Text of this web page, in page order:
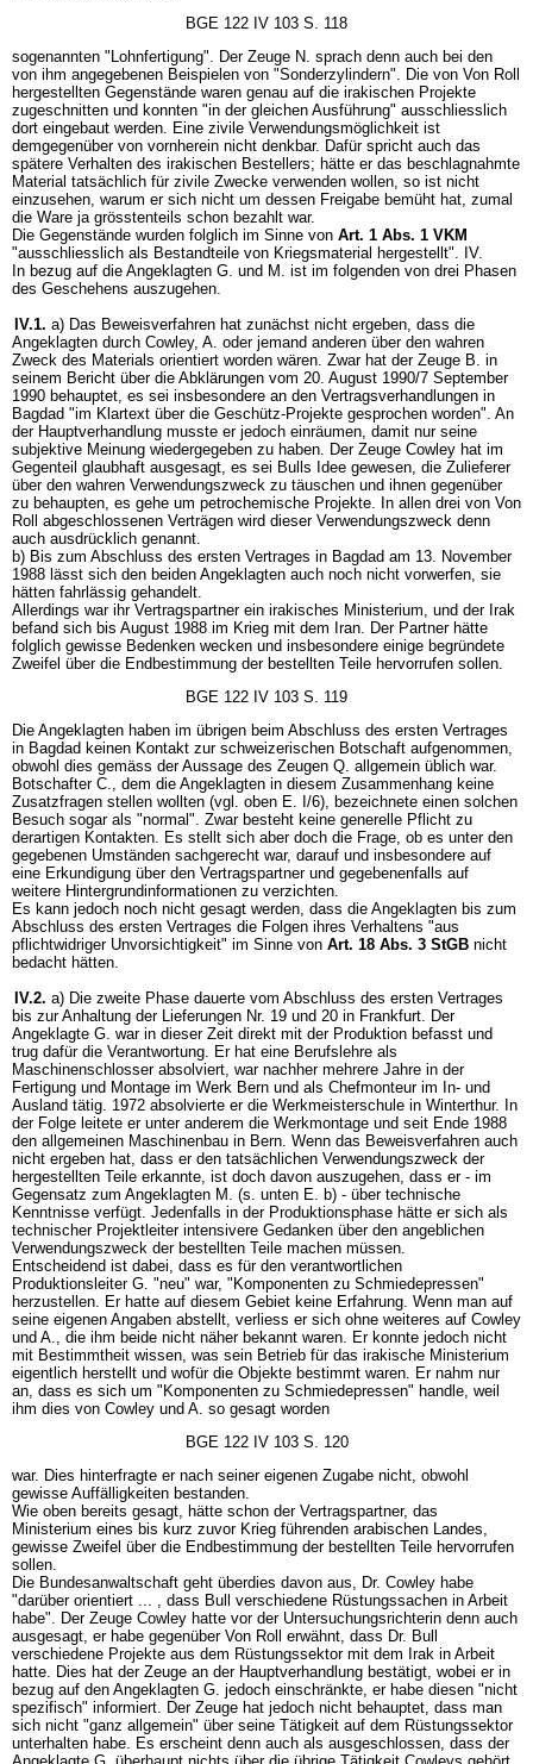
BGE 122 IV 103 S. 118
sogenannten "Lohnfertigung". Der Zeuge N. sprach denn auch bei den
von ihm angegebenen Beispielen von "Sonderzylindern". Die von Von Roll
hergestellten Gegenstände waren genau auf die irakischen Projekte
zugeschnitten und konnten "in der gleichen Ausführung" ausschliesslich
dort eingebaut werden. Eine zivile Verwendungsmöglichkeit ist
demgegenüber von vornherein nicht denkbar. Dafür spricht auch das
spätere Verhalten des irakischen Bestellers; hätte er das beschlagnahmte
Material tatsächlich für zivile Zwecke verwenden wollen, so ist nicht
einzusehen, warum er sich nicht um dessen Freigabe bemüht hat, zumal
die Ware ja grösstenteils schon bezahlt war.
Die Gegenstände wurden folglich im Sinne von Art. 1 Abs. 1 VKM
"ausschliesslich als Bestandteile von Kriegsmaterial hergestellt". IV.
In bezug auf die Angeklagten G. und M. ist im folgenden von drei Phasen
des Geschehens auszugehen.
IV.1. a) Das Beweisverfahren hat zunächst nicht ergeben, dass die
Angeklagten durch Cowley, A. oder jemand anderen über den wahren
Zweck des Materials orientiert worden wären. Zwar hat der Zeuge B. in
seinem Bericht über die Abklärungen vom 20. August 1990/7 September
1990 behauptet, es sei insbesondere an den Vertragsverhandlungen in
Bagdad "im Klartext über die Geschütz-Projekte gesprochen worden". An
der Hauptverhandlung musste er jedoch einräumen, damit nur seine
subjektive Meinung wiedergegeben zu haben. Der Zeuge Cowley hat im
Gegenteil glaubhaft ausgesagt, es sei Bulls Idee gewesen, die Zulieferer
über den wahren Verwendungszweck zu täuschen und ihnen gegenüber
zu behaupten, es gehe um petrochemische Projekte. In allen drei von Von
Roll abgeschlossenen Verträgen wird dieser Verwendungszweck denn
auch ausdrücklich genannt.
b) Bis zum Abschluss des ersten Vertrages in Bagdad am 13. November
1988 lässt sich den beiden Angeklagten auch noch nicht vorwerfen, sie
hätten fahrlässig gehandelt.
Allerdings war ihr Vertragspartner ein irakisches Ministerium, und der Irak
befand sich bis August 1988 im Krieg mit dem Iran. Der Partner hätte
folglich gewisse Bedenken wecken und insbesondere einige begründete
Zweifel über die Endbestimmung der bestellten Teile hervorrufen sollen.
BGE 122 IV 103 S. 119
Die Angeklagten haben im übrigen beim Abschluss des ersten Vertrages
in Bagdad keinen Kontakt zur schweizerischen Botschaft aufgenommen,
obwohl dies gemäss der Aussage des Zeugen Q. allgemein üblich war.
Botschafter C., dem die Angeklagten in diesem Zusammenhang keine
Zusatzfragen stellen wollten (vgl. oben E. I/6), bezeichnete einen solchen
Besuch sogar als "normal". Zwar besteht keine generelle Pflicht zu
derartigen Kontakten. Es stellt sich aber doch die Frage, ob es unter den
gegebenen Umständen sachgerecht war, darauf und insbesondere auf
eine Erkundigung über den Vertragspartner und gegebenenfalls auf
weitere Hintergrundinformationen zu verzichten.
Es kann jedoch noch nicht gesagt werden, dass die Angeklagten bis zum
Abschluss des ersten Vertrages die Folgen ihres Verhaltens "aus
pflichtwidriger Unvorsichtigkeit" im Sinne von Art. 18 Abs. 3 StGB nicht
bedacht hätten.
IV.2. a) Die zweite Phase dauerte vom Abschluss des ersten Vertrages
bis zur Anhaltung der Lieferungen Nr. 19 und 20 in Frankfurt. Der
Angeklagte G. war in dieser Zeit direkt mit der Produktion befasst und
trug dafür die Verantwortung. Er hat eine Berufslehre als
Maschinenschlosser absolviert, war nachher mehrere Jahre in der
Fertigung und Montage im Werk Bern und als Chefmonteur im In- und
Ausland tätig. 1972 absolvierte er die Werkmeisterschule in Winterthur. In
der Folge leitete er unter anderem die Werkmontage und seit Ende 1988
den allgemeinen Maschinenbau in Bern. Wenn das Beweisverfahren auch
nicht ergeben hat, dass er den tatsächlichen Verwendungszweck der
hergestellten Teile erkannte, ist doch davon auszugehen, dass er - im
Gegensatz zum Angeklagten M. (s. unten E. b) - über technische
Kenntnisse verfügt. Jedenfalls in der Produktionsphase hätte er sich als
technischer Projektleiter intensivere Gedanken über den angeblichen
Verwendungszweck der bestellten Teile machen müssen.
Entscheidend ist dabei, dass es für den verantwortlichen
Produktionsleiter G. "neu" war, "Komponenten zu Schmiedepressen"
herzustellen. Er hatte auf diesem Gebiet keine Erfahrung. Wenn man auf
seine eigenen Angaben abstellt, verliess er sich ohne weiteres auf Cowley
und A., die ihm beide nicht näher bekannt waren. Er konnte jedoch nicht
mit Bestimmtheit wissen, was sein Betrieb für das irakische Ministerium
eigentlich herstellt und wofür die Objekte bestimmt waren. Er nahm nur
an, dass es sich um "Komponenten zu Schmiedepressen" handle, weil
ihm dies von Cowley und A. so gesagt worden
BGE 122 IV 103 S. 120
war. Dies hinterfragte er nach seiner eigenen Zugabe nicht, obwohl
gewisse Auffälligkeiten bestanden.
Wie oben bereits gesagt, hätte schon der Vertragspartner, das
Ministerium eines bis kurz zuvor Krieg führenden arabischen Landes,
gewisse Zweifel über die Endbestimmung der bestellten Teile hervorrufen
sollen.
Die Bundesanwaltschaft geht überdies davon aus, Dr. Cowley habe
"darüber orientiert ... , dass Bull verschiedene Rüstungssachen in Arbeit
habe". Der Zeuge Cowley hatte vor der Untersuchungsrichterin denn auch
ausgesagt, er habe gegenüber Von Roll erwähnt, dass Dr. Bull
verschiedene Projekte aus dem Rüstungssektor mit dem Irak in Arbeit
hatte. Dies hat der Zeuge an der Hauptverhandlung bestätigt, wobei er in
bezug auf den Angeklagten G. jedoch einschränkte, er habe diesen "nicht
spezifisch" informiert. Der Zeuge hat jedoch nicht behauptet, dass man
sich nicht "ganz allgemein" über seine Tätigkeit auf dem Rüstungssektor
unterhalten habe. Es erscheint denn auch als ausgeschlossen, dass der